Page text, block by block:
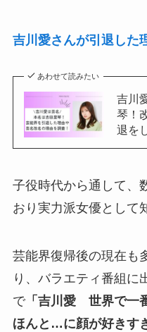
吉川愛さんが引退した
あわせて読みたい
吉川
琴！
退を
子役時代から通して、
おり実力派女優として
芸能界復帰後の現在も
り、バラエティ番組に
で「吉川愛 世界で一
ほんと…に顔が好きす